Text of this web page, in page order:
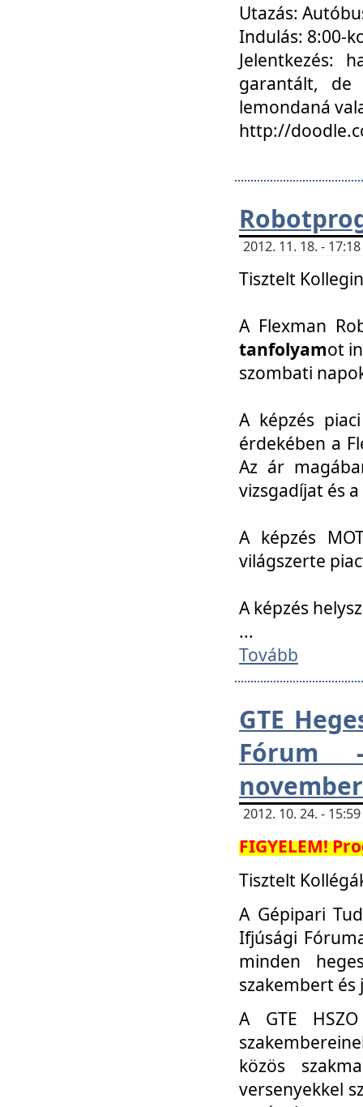
Utazás:
Indulás: 8:00-
Jelentkezés:
garantált, de
lemondaná
http://
2012. 11. 18. -
Tisztelt
A Flexman
tanfolyamot
szombati
A képzés
érdekében a
Az ár
vizsgadíjat és
A képzés
világszerte
A képzés
...
Tovább
GTE
Fórum
2012. 10. 24. -
FIGYELEM!
Tisztelt
A Gépipari
Ifjúsági
minden
szakembert
A GTE
közös
versenyekkel